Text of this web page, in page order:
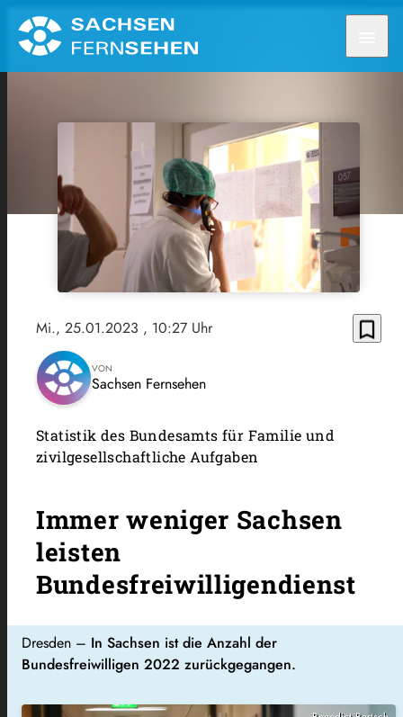
Mi., 25.01.2023 , 10:27 Uhr bookmark_border
VON
Sachsen Fernsehen
Statistik des Bundesamts für Familie und
zivilgesellschaftliche Aufgaben
Immer weniger Sachsen
leisten
Bundesfreiwilligendienst
Dresden – In Sachsen ist die Anzahl der
Bundesfreiwilligen 2022 zurückgegangen.